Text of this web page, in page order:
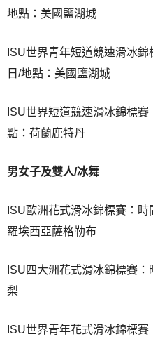
地點：美國鹽湖城
ISU世界青年短道競速滑冰
日/地點：美國鹽湖城
ISU世界短道競速滑冰錦標
點：荷蘭鹿特丹
男女子及雙人/冰舞
ISU歐洲花式滑冰錦標賽：
羅埃西亞薩格勒布
ISU四大洲花式滑冰錦標賽
梨
ISU世界青年花式滑冰錦標